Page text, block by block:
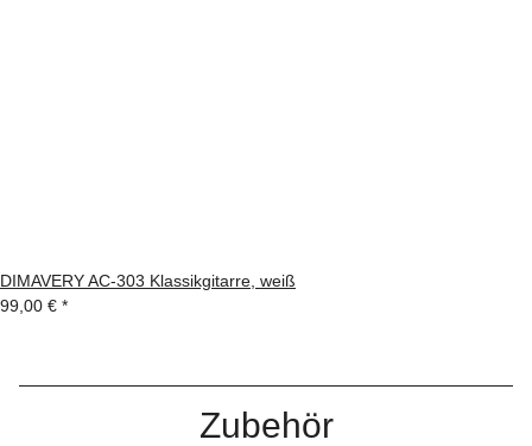
DIMAVERY AC-303 Klassikgitarre, weiß
99,00 € *
Zubehör